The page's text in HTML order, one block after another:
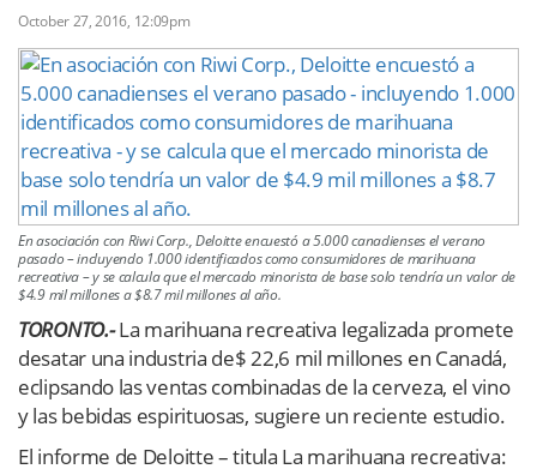
Iniciar sesión con Clascal
October 27, 2016, 12:09pm
En asociación con Riwi Corp., Deloitte encuestó a 5.000 canadienses el verano
pasado – incluyendo 1.000 identificados como consumidores de marihuana
recreativa – y se calcula que el mercado minorista de base solo tendría un valor de
$4.9 mil millones a $8.7 mil millones al año.
TORONTO.-La marihuana recreativa legalizada promete
desatar una industria de$ 22,6 mil millones en Canadá,
eclipsando las ventas combinadas de la cerveza, el vino
y las bebidas espirituosas, sugiere un reciente estudio.
El informe de Deloitte – titula La marihuana recreativa: